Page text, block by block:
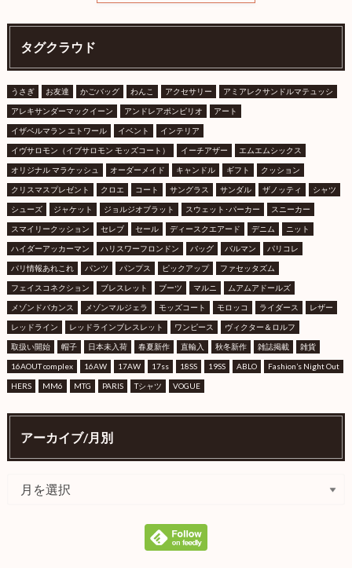
タグクラウド
うさぎ お友達 かごバッグ わんこ アクセサリー アミアレクサンドルマテュッシ
アレキサンダーマックイーン アンドレアポンピリオ アート
イザベルマラン エトワール イベント インテリア
イヴサロモン（イブサロモン モッズコート） イーチアザー エムエムシックス
オリジナル マラケッシュ オーダーメイド キャンドル ギフト クッション
クリスマスプレゼント クロエ コート サングラス サンダル ザノッティ シャツ
シューズ ジャケット ジョルジオブラット スウェット･パーカー スニーカー
スマイリークッション セレブ セール ディースクエアード デニム ニット
ハイダーアッカーマン ハリスワーフロンドン バッグ バルマン パリコレ
パリ情報あれこれ パンツ パンプス ピックアップ ファセッタズム
フェイスコネクション ブレスレット ブーツ マルニ ムアムアドールズ
メゾンドバカンス メゾンマルジェラ モッズコート モロッコ ライダース レザー
レッドライン レッドラインブレスレット ワンピース ヴィクター＆ロルフ
取扱い開始 帽子 日本未入荷 春夏新作 直輸入 秋冬新作 雑誌掲載 雑貨
16AOUT complex 16AW 17AW 17ss 18SS 19SS ABLO Fashion’s Night Out
HERS MM6 MTG PARIS Tシャツ VOGUE
アーカイブ/月別